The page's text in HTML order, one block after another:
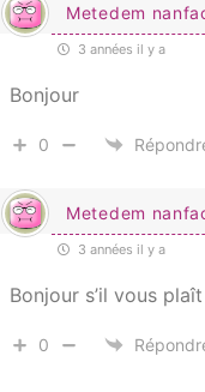
Metedem
3 années il y a
Bonjour
0
Metedem
3 années il y a
Bonjour s’il vous
0